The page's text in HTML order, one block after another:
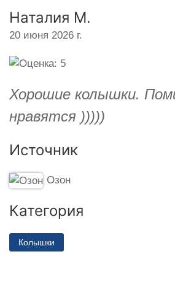
Наталия М.
20 июня 2026 г.
Хорошие колышки.
нравятся )))))
Источник
Озон
Категория
Колышки